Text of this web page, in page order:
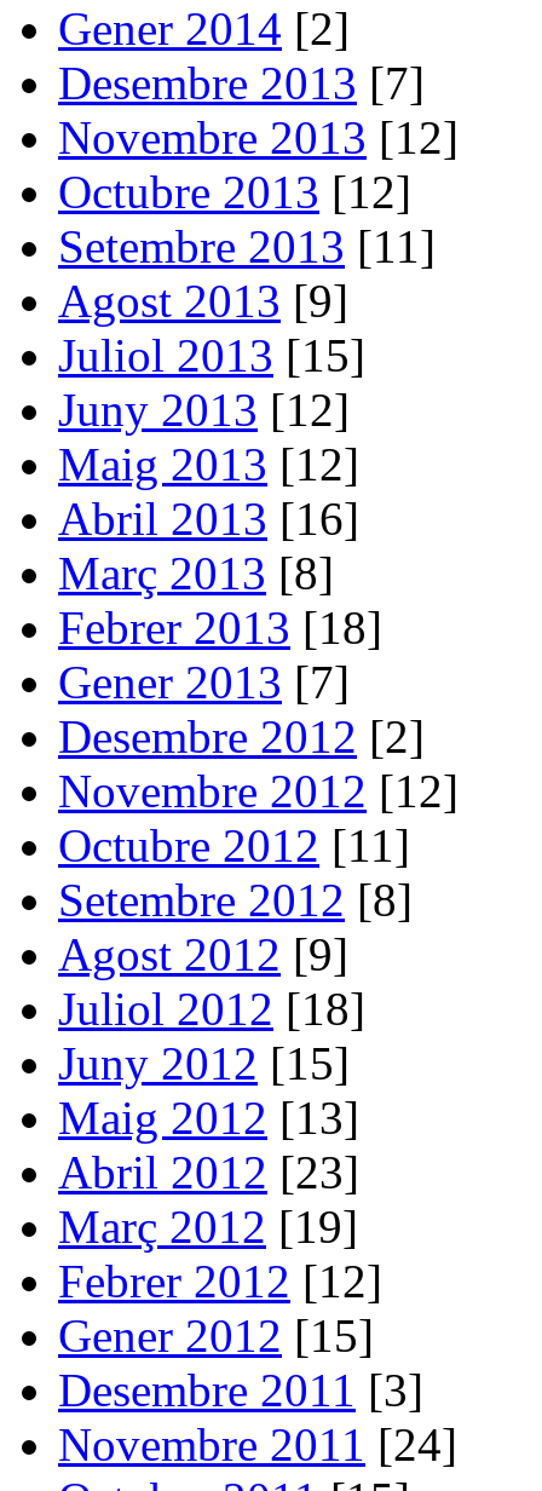
Gener 2014 [2]
Desembre 2013 [7]
Novembre 2013 [12]
Octubre 2013 [12]
Setembre 2013 [11]
Agost 2013 [9]
Juliol 2013 [15]
Juny 2013 [12]
Maig 2013 [12]
Abril 2013 [16]
Març 2013 [8]
Febrer 2013 [18]
Gener 2013 [7]
Desembre 2012 [2]
Novembre 2012 [12]
Octubre 2012 [11]
Setembre 2012 [8]
Agost 2012 [9]
Juliol 2012 [18]
Juny 2012 [15]
Maig 2012 [13]
Abril 2012 [23]
Març 2012 [19]
Febrer 2012 [12]
Gener 2012 [15]
Desembre 2011 [3]
Novembre 2011 [24]